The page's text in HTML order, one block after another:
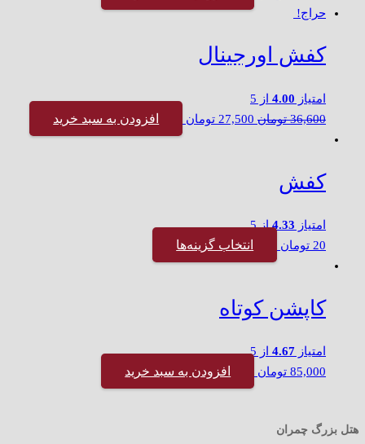
حراج!
کفش اورجینال
امتیاز 4.00 از 5
36,600 تومان 27,500 تومان افزودن به سبد خرید
کفش
امتیاز 4.33از 5
20 تومان انتخاب گزینه‌ها
کاپشن کوتاه
امتیاز 4.67 از 5
85,000 تومان افزودن به سبد خرید
هتل بزرگ چمران